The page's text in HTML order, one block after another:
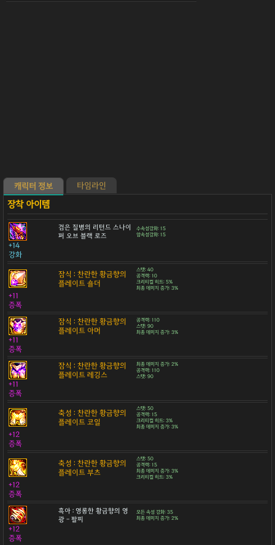
캐릭터 정보 타임라인
검은 질병의 리턴드 스나이
퍼 오브 블랙 로즈
수속성강화: 15
암속성강화: 15
+14
강화
잠식 : 찬란한 황금향의
플레이트 숄더
스탯: 40
공격력: 10
크리티컬 히트: 5%
최종 데미지 증가: 3%
+11
증폭
잠식 : 찬란한 황금향의
플레이트 아머
공격력: 110
스탯: 90
최종 데미지 증가: 3%
+11
증폭
잠식 : 찬란한 황금향의
플레이트 레깅스
최종 데미지 증가: 2%
공격력: 110
스탯: 90
+11
증폭
축성 : 찬란한 황금향의
플레이트 코일
스탯: 50
공격력: 15
크리티컬 히트: 3%
최종 데미지 증가: 3%
+12
증폭
축성 : 찬란한 황금향의
플레이트 부츠
스탯: 50
공격력: 15
최종 데미지 증가: 3%
크리티컬 히트: 3%
+12
증폭
흑아 : 영롱한 황금향의 영
광 - 팔찌
모든 속성 강화: 35
최종 데미지 증가: 2%
+12
증폭